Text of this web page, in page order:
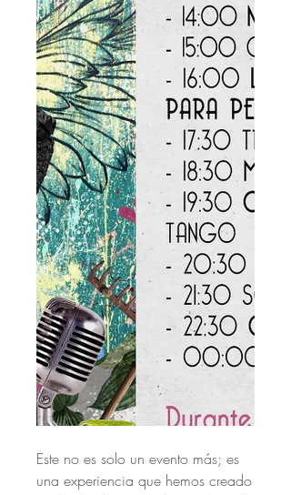
Este no es solo un evento más; es
una experiencia que hemos creado